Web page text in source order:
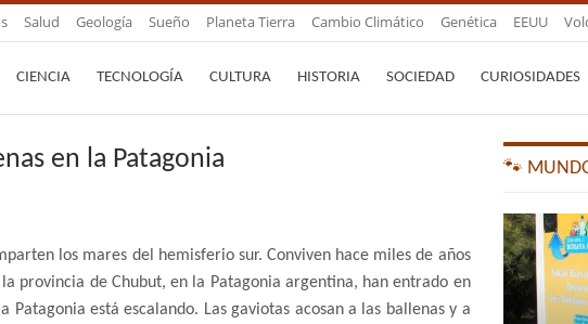
Salud Geología Sueño Planeta Tierra Cambio Climático Genética EEUU
CIENCIA TECNOLOGÍA CULTURA HISTORIA SOCIEDAD CURIOSIDADES
en la Patagonia
los mares del hemisferio sur. Conviven hace miles de años
provincia de Chubut, en la Patagonia argentina, han entrado en
Patagonia está escalando. Las gaviotas acosan a las ballenas y a
🐾